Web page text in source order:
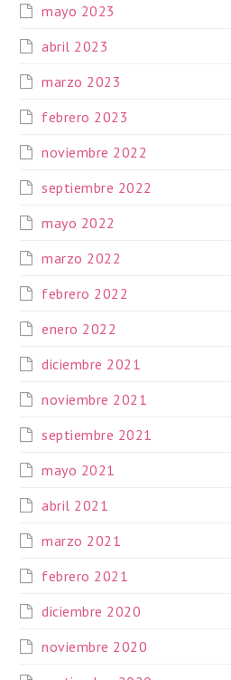
mayo 2023
abril 2023
marzo 2023
febrero 2023
noviembre 2022
septiembre 2022
mayo 2022
marzo 2022
febrero 2022
enero 2022
diciembre 2021
noviembre 2021
septiembre 2021
mayo 2021
abril 2021
marzo 2021
febrero 2021
diciembre 2020
noviembre 2020